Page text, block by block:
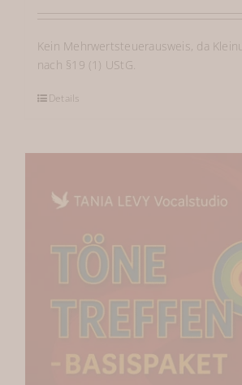
Kein Mehrwertsteuerausweis, da
nach §19 (1) UStG.
Details